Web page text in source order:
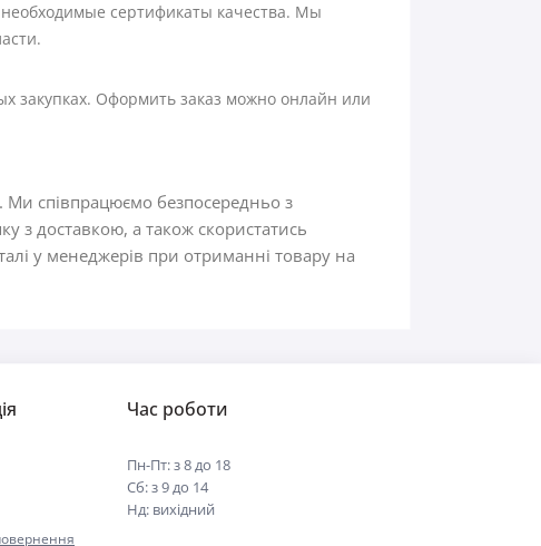
необходимые сертификаты качества. Мы
закупках. Оформить заказ можно онлайн или
Ми співпрацюємо безпосередньо з
з доставкою, а також скористатись
у менеджерів при отриманні товару на
Час роботи
Пн-Пт: з 8 до 18
Сб: з 9 до 14
Нд: вихідний